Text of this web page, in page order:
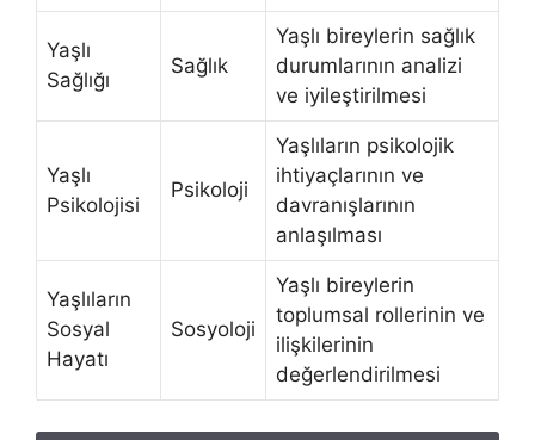
Yaşlı
Sağlığı
Sağlık
Yaşlı bireylerin sağlık
durumlarının analizi
ve iyileştirilmesi
Yaşlı
Psikolojisi
Psikoloji
Yaşlıların psikolojik
ihtiyaçlarının ve
davranışlarının
anlaşılması
Yaşlıların
Sosyal
Hayatı
Sosyoloji
Yaşlı bireylerin
toplumsal rollerinin ve
ilişkilerinin
değerlendirilmesi